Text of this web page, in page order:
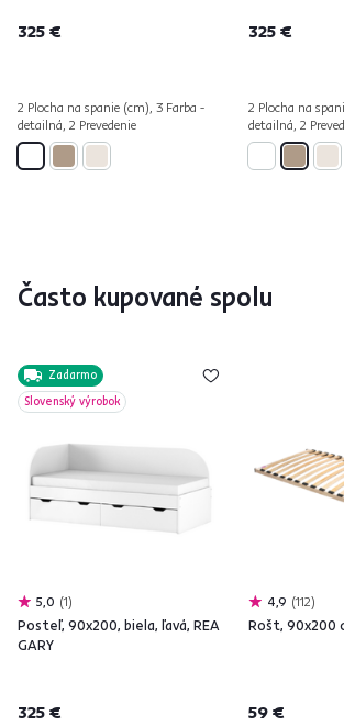
325 €
2 Plocha na spanie (cm), 3 Farba -
detailná, 2 Prevedenie
325 €
2 Plocha na
detailná, 2
Často kupované spolu
Zadarmo
Slovenský výrobok
5,0 1
Posteľ, 90x200, biela, ľavá, REA
GARY
325 €
4,9 112
Rošt, 90x200
59 €